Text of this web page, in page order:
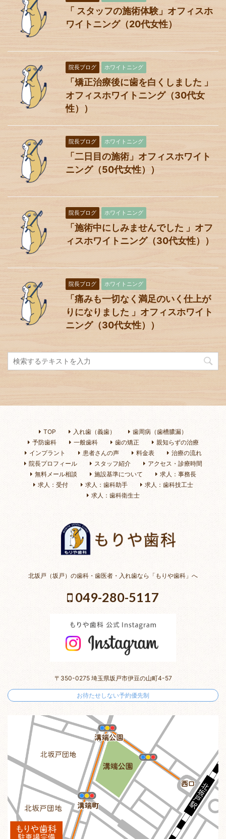
「 スタッフの施術体験」オフィスホ
ワイトニング（20代女性）
院長ブログ ホワイトニング
「矯正治療後に歯を白くしました 」
オフィスホワイトニング（30代女
性））
院長ブログ ホワイトニング
「二日目の施術」オフィスホワイト
ニング（50代女性））
院長ブログ ホワイトニング
「施術中にしみませんでした 」オフ
ィスホワイトニング（30代女性））
院長ブログ ホワイトニング
「痛みも一切なく満足のいく仕上が
りになりました 」オフィスホワイト
ニング（30代女性））
TOP 入れ歯（義歯）
歯周病（歯槽膿漏）
予防歯科
一般歯科 歯の矯正
親知らずの治療
インプラント
患者さんの声 料金表
治療の流れ
院長プロフィール
スタッフ紹介
アクセス・診療時間
無料メール相談
施設基準について
求人：事務長
求人：受付
求人：歯科助手
求人：歯科技工士
求人：歯科衛生士
北坂戸（坂戸）の歯科・歯医者・入れ歯なら「もりや歯科」へ
049-280-5117
〒350-0275 埼玉県坂戸市伊豆の山町4-57
お待たせしない予約優先制